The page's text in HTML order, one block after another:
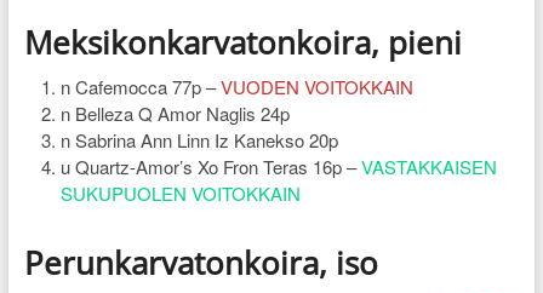
Meksikonkarvatonkoira, pieni
n Cafemocca 77p –VUODEN VOITOKKAIN
n Belleza Q Amor Naglis 24p
n Sabrina Ann Linn Iz Kanekso 20p
u Quartz-Amor’s Xo Fron Teras 16p –VASTAKKAISEN
SUKUPUOLEN VOITOKKAIN
Perunkarvatonkoira, iso